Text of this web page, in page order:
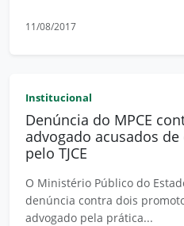
11/08/2017
Institucional
Denúncia do MPCE
advogado acusados
pelo TJCE
O Ministério Público do
denúncia contra dois
advogado pela prática...